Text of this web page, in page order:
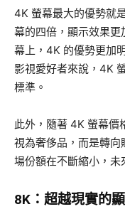
4K 螢幕最大的優勢就
幕的四倍，顯示效果
幕上，4K 的優勢更加
影視愛好者來說，4K
標準。
此外，隨著 4K 螢幕價
視為奢侈品，而是轉
場份額在不斷縮小，未
8K：超越現實的